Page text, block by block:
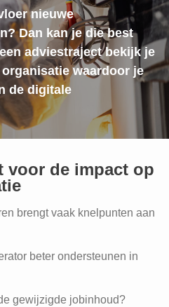
nieuwe
Dan kan je die best
adviestraject bekijk je
waardoor je
de digitale
voor de impact op
brengt vaak knelpunten aan
beter ondersteunen in
gewijzigde jobinhoud?